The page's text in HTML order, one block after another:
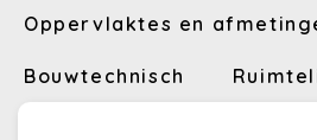
Oppervlaktes en
Bouwtechnisch